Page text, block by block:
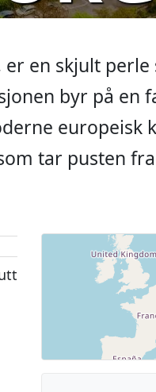
en skjult
byr på en
europeisk
tar pusten